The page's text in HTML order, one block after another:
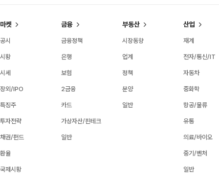
마켓
공시
시황
시세
장외/IPO
특징주
투자전략
채권/펀드
환율
국제시황
금융
금융정책
은행
보험
2금융
카드
가상자산/핀테크
일반
부동산
시장동향
업계
정책
분양
일반
산업
재계
전자/통신/IT
자동차
중화학
항공/물류
유통
의료/바이오
중기/벤처
일반